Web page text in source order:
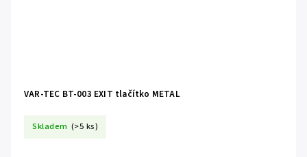
VAR-TEC BT-003 EXIT tlačítko METAL
Skladem (>5 ks)